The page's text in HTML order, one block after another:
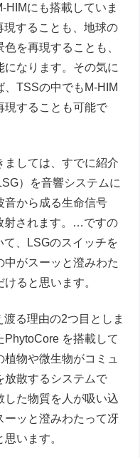
HIMにも搭載していま
現することも、地球の
を再現することも、
になります。その気に
TSSの中でもM-HIM
現することも可能で
ましては、すでに紹介
）を音響システムに
音から成る生命信号
射されます。…ですの
、LSGのスイッチを
中がスーッと澄みわた
ると思います。
る理由の2つ目としま
PhytoCore を搭載して
物や微生物がコミュ
放散するシステムで
した物質を人が吸い込
ーッと澄みわたって冴
います。